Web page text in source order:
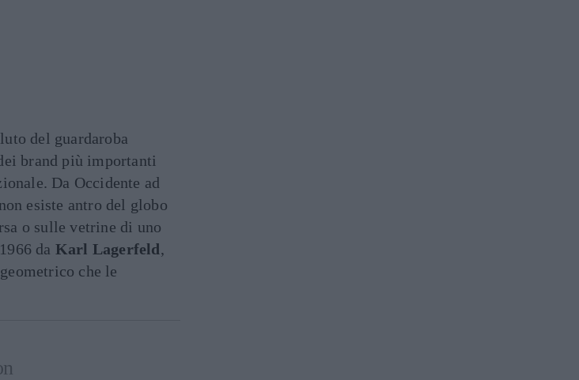
del guardaroba
brand più importanti
Da Occidente ad
esiste antro del globo
o sulle vetrine di uno
da Karl Lagerfeld,
che le